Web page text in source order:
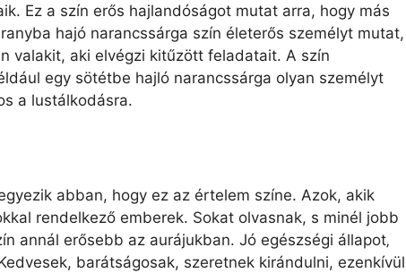
Ez a szín erős hajlandóságot mutat arra, hogy más
hajó narancssárga szín életerős személyt mutat,
valakit, aki elvégzi kitűzött feladatait. A szín
egy sötétbe hajló narancssárga olyan személyt
a lustálkodásra.
abban, hogy ez az értelem színe. Azok, akik
rendelkező emberek. Sokat olvasnak, s minél jobb
annál erősebb az aurájukban. Jó egészségi állapot‚
barátságosak, szeretnek kirándulni, ezenkívül